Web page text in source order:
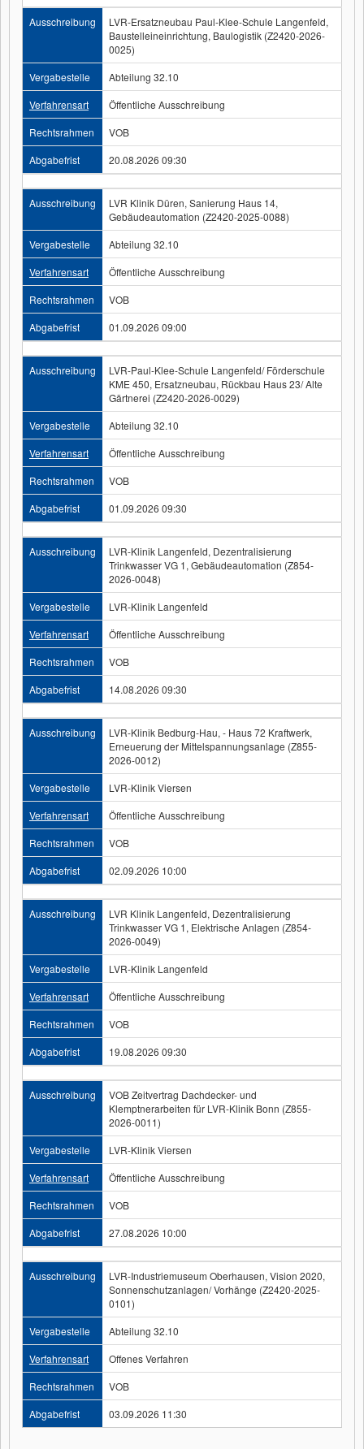
Ausschreibung
LVR-Ersatzneubau Paul-Klee-Schule Langenfeld,
Baustelleineinrichtung, Baulogistik (Z2420-2026-
0025)
Vergabestelle
Abteilung 32.10
Verfahrensart
Öffentliche Ausschreibung
Rechtsrahmen
VOB
Abgabefrist
20.08.2026 09:30
Ausschreibung
LVR Klinik Düren, Sanierung Haus 14,
Gebäudeautomation (Z2420-2025-0088)
Vergabestelle
Abteilung 32.10
Verfahrensart
Öffentliche Ausschreibung
Rechtsrahmen
VOB
Abgabefrist
01.09.2026 09:00
Ausschreibung
LVR-Paul-Klee-Schule Langenfeld/ Förderschule
KME 450, Ersatzneubau, Rückbau Haus 23/ Alte
Gärtnerei (Z2420-2026-0029)
Vergabestelle
Abteilung 32.10
Verfahrensart
Öffentliche Ausschreibung
Rechtsrahmen
VOB
Abgabefrist
01.09.2026 09:30
Ausschreibung
LVR-Klinik Langenfeld, Dezentralisierung
Trinkwasser VG 1, Gebäudeautomation (Z854-
2026-0048)
Vergabestelle
LVR-Klinik Langenfeld
Verfahrensart
Öffentliche Ausschreibung
Rechtsrahmen
VOB
Abgabefrist
14.08.2026 09:30
Ausschreibung
LVR-Klinik Bedburg-Hau, - Haus 72 Kraftwerk,
Erneuerung der Mittelspannungsanlage (Z855-
2026-0012)
Vergabestelle
LVR-Klinik Viersen
Verfahrensart
Öffentliche Ausschreibung
Rechtsrahmen
VOB
Abgabefrist
02.09.2026 10:00
Ausschreibung
LVR Klinik Langenfeld, Dezentralisierung
Trinkwasser VG 1, Elektrische Anlagen (Z854-
2026-0049)
Vergabestelle
LVR-Klinik Langenfeld
Verfahrensart
Öffentliche Ausschreibung
Rechtsrahmen
VOB
Abgabefrist
19.08.2026 09:30
Ausschreibung
VOB Zeitvertrag Dachdecker- und
Klemptnerarbeiten für LVR-Klinik Bonn (Z855-
2026-0011)
Vergabestelle
LVR-Klinik Viersen
Verfahrensart
Öffentliche Ausschreibung
Rechtsrahmen
VOB
Abgabefrist
27.08.2026 10:00
Ausschreibung
LVR-Industriemuseum Oberhausen, Vision 2020,
Sonnenschutzanlagen/ Vorhänge (Z2420-2025-
0101)
Vergabestelle
Abteilung 32.10
Verfahrensart
Offenes Verfahren
Rechtsrahmen
VOB
Abgabefrist
03.09.2026 11:30